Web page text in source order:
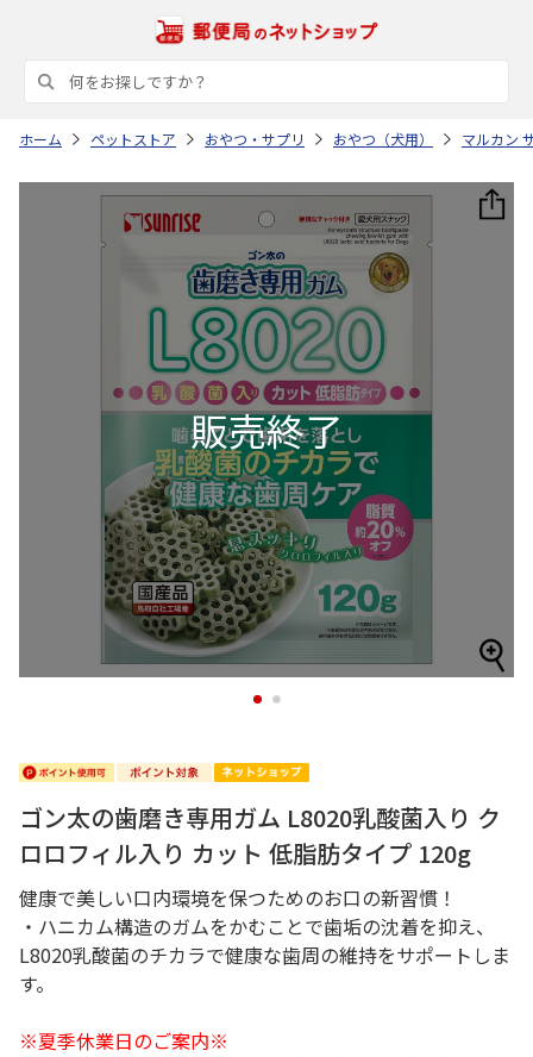
ホーム ペットストア おやつ・サプリ おやつ（犬用） マルカン
1 2
ゴン太の歯磨き専用ガム L8020乳酸菌入り ク
ロロフィル入り カット 低脂肪タイプ 120g
健康で美しい口内環境を保つためのお口の新習慣！
・ハニカム構造のガムをかむことで歯垢の沈着を抑え、
L8020乳酸菌のチカラで健康な歯周の維持をサポートしま
す。
※夏季休業日のご案内※